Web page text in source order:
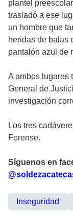
plantel
trasladó a ese
un hombre que
heridas de balas
pantalón azul de
A ambos lugares
General de
investigación
Los tres
Forense.
Síguenos en
Inseguridad